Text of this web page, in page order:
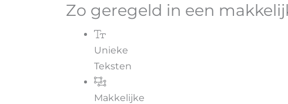
Zo geregeld in een
Unieke
Teksten
Makkelijke